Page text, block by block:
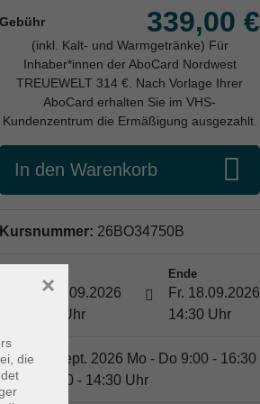
Gebühr 339,00 €
(inkl. Kalt- und Warmgetränke) Für
Inhaber*innen der AboCard Nordwest
TREUEWELT 314 €. Nach Vorlage Ihrer
AboCard erhalten Sie im VHS-
Kundenzentrum die Ermäßigung ausgezahlt.
In den Warenkorb
Kursnummer: 26BO34750B
Mo. 14.09.2026
09:00 Uhr
Ende
Fr. 18.09.2026
14:30 Uhr
14. - 18. Sept. 2026 Mo - Do 9:00 - 16:30
Uhr, Fr 9:00 - 14:30 Uhr
die
×